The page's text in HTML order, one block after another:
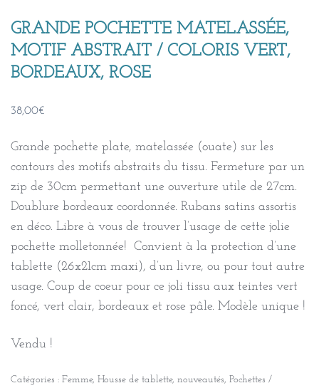
GRANDE POCHETTE MATELASSÉE,
MOTIF ABSTRAIT / COLORIS VERT,
BORDEAUX, ROSE
38,00€
Grande pochette plate, matelassée (ouate) sur les
contours des motifs abstraits du tissu. Fermeture par un
zip de 30cm permettant une ouverture utile de 27cm.
Doublure bordeaux coordonnée. Rubans satins assortis
en déco. Libre à vous de trouver l’usage de cette jolie
pochette molletonnée! Convient à la protection d’une
tablette (26x21cm maxi), d’un livre, ou pour tout autre
usage. Coup de coeur pour ce joli tissu aux teintes vert
foncé, vert clair, bordeaux et rose pâle. Modèle unique !
Vendu !
Catégories : Femme, Housse de tablette, nouveautés, Pochettes /